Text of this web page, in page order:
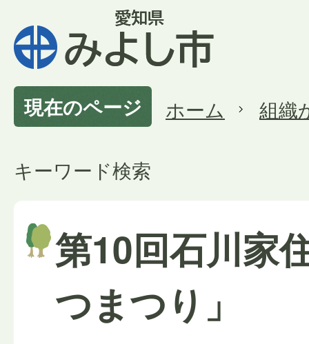
現在のページ ホーム 組織
キーワード検索
第10回石川家
つまつり」